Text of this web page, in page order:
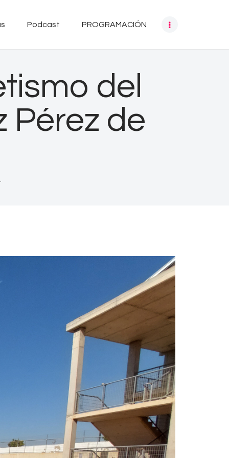
Podcast PROGRAMACIÓN
del
Pérez de